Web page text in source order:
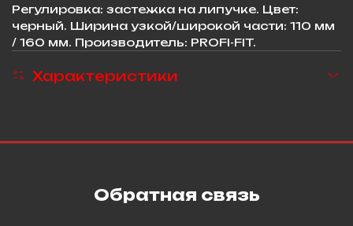
Регулировка: застежка на липучке. Цвет:
черный. Ширина узкой/широкой части: 110 мм
/ 160 мм. Производитель: PROFI-FIT.
Характеристики
Обратная связь